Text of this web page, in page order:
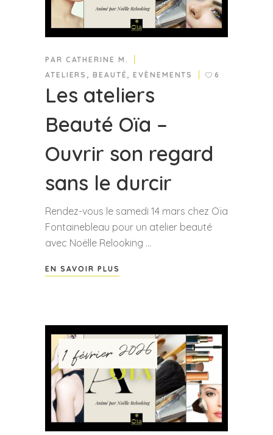
PAR CATHERINE M.
ATELIERS ,BEAUTÉ ,EVÈNEMENTS 6
Les ateliers
Beauté Oïa –
Ouvrir son regard
sans le durcir
Rendez-vous le samedi 14 mars chez Oïa
Fontainebleau pour un atelier beauté
avec Noëlle Relooking
EN SAVOIR PLUS
1 février 2026